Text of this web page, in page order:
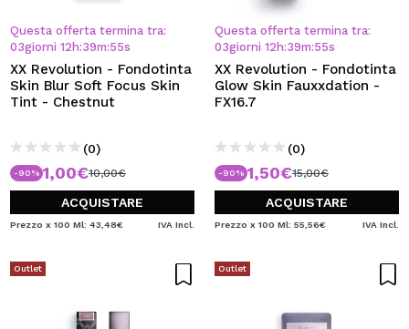
Questa offerta termina tra:
03giorni 12 h:39m:55s
XX Revolution - Fondotinta
Skin Blur Soft Focus Skin
Tint - Chestnut
(0)
-90% 1,00€10,00€
ACQUISTARE
Prezzo x 100 Ml: 43,48€ IVA Incl.
Questa offerta termina tra:
03giorni 12 h:39m:55s
XX Revolution - Fondotinta
Glow Skin Fauxxdation -
FX16.7
(0)
-90% 1,50€15,00€
ACQUISTARE
Prezzo x 100 Ml: 55,56€ IVA Incl.
Outlet Outlet